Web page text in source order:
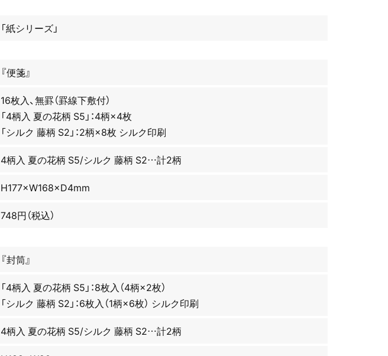
「紙シリーズ」
『便箋』
16枚入、無罫（罫線下敷付）
「4柄入 夏の花柄 S5」：4柄×4枚
「シルク 藤柄 S2」：2柄×8枚 シルク印刷
4柄入 夏の花柄 S5/シルク 藤柄 S2…計2柄
H177×W168×D4mm
748円（税込）
『封筒』
「4柄入 夏の花柄 S5」：8枚入（4柄×2枚）
「シルク 藤柄 S2」：6枚入（1柄×6枚） シルク印刷
4柄入 夏の花柄 S5/シルク 藤柄 S2…計2柄